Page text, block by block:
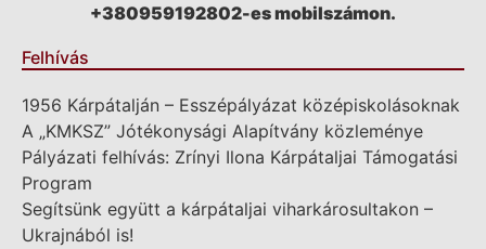
+380959192802-es mobilszámon.
Felhívás
1956 Kárpátalján – Esszépályázat középiskolásoknak
A „KMKSZ” Jótékonysági Alapítvány közleménye
Pályázati felhívás: Zrínyi Ilona Kárpátaljai Támogatási
Program
Segítsünk együtt a kárpátaljai viharkárosultakon –
Ukrajnából is!